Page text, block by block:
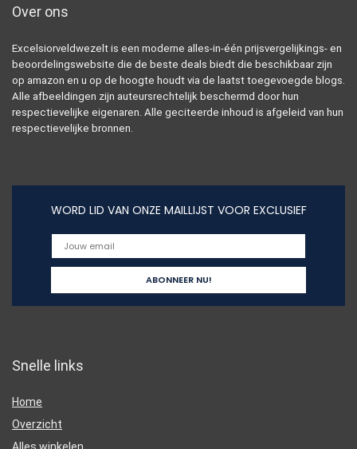
Over ons
Excelsiorveldwezelt is een moderne alles-in-één prijsvergelijkings- en
beoordelingswebsite die de beste deals biedt die beschikbaar zijn
op amazon en u op de hoogte houdt via de laatst toegevoegde blogs.
Alle afbeeldingen zijn auteursrechtelijk beschermd door hun
respectievelijke eigenaren. Alle geciteerde inhoud is afgeleid van hun
respectievelijke bronnen.
WORD LID VAN ONZE MAILLIJST VOOR EXCLUSIEF
Snelle links
Home
Overzicht